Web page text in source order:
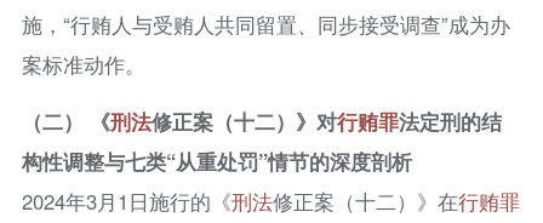
施，“行贿人与受贿人共同留置、同步接受调查”成为办
案标准动作。
（二） 《刑法修正案（十二）》对行贿罪法定刑的结
构性调整与七类“从重处罚”情节的深度剖析
2024年3月1日施行的《刑法修正案（十二）》在行贿罪